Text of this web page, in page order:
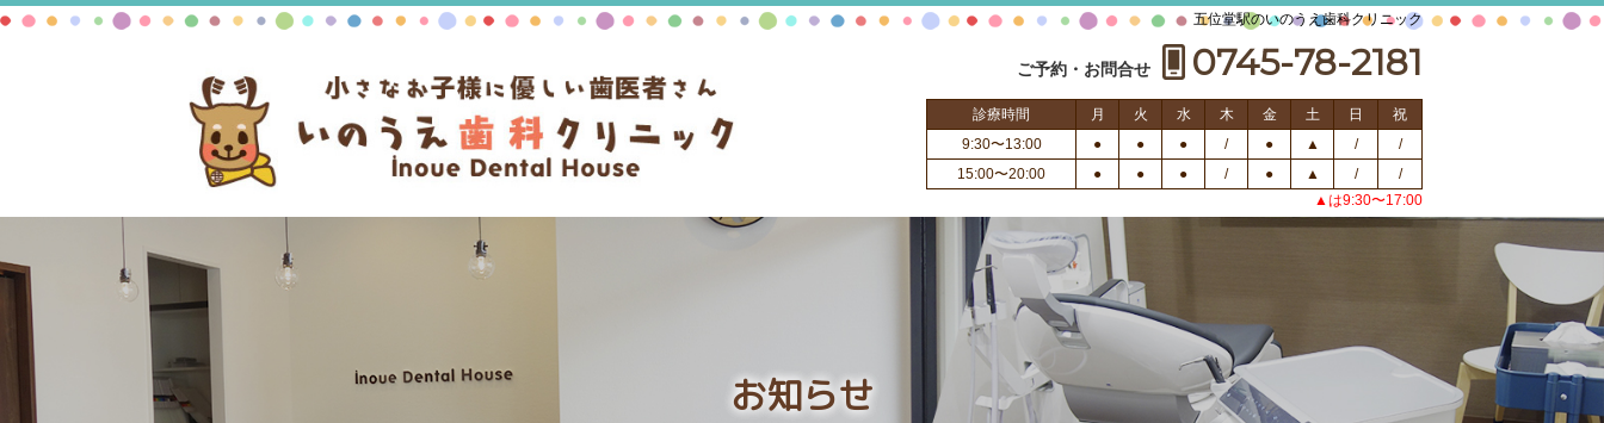
五位堂駅のいのうえ歯科クリニック
ご予約・お問合せ 0745-78-2181
診療時間 月 火 水 木 金 土 日
祝
9:30〜13:00
● ● ● / ● ▲ /
/
15:00〜20:00
● ● ● / ● ▲ /
/
▲は9:30〜17:00
お知らせ